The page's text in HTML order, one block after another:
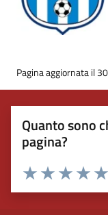
Pagina aggiornata il
Quanto sono
pagina?
Valuta
Valuta 3
Valuta 2 stelle
Valuta 1 stelle su